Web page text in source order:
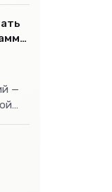
—